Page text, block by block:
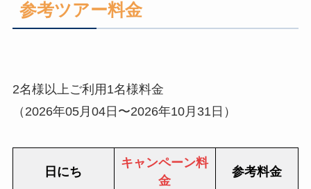
参考ツアー料金
2名様以上ご利用1名様料金
（2026年05月04日〜2026年10月31日）
日にち
キャンペーン料
金
参考料金